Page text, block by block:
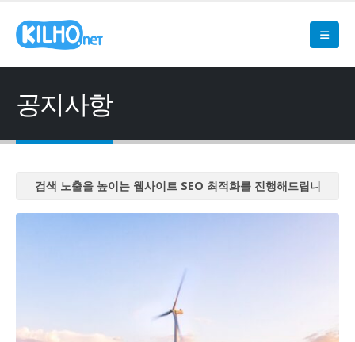
공지사항
검색 노출을 높이는 웹사이트 SEO 최적화를 진행해드립니
다
검색 노출을 높이는 웹사이트 SEO 최적화를 진행해드립니
다